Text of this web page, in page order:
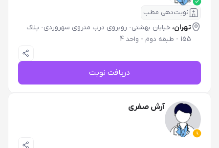
نوبت‌دهی مطب
تهران، خیابان بهشتی- روبروی درب متروی سهروردی- پلاک
155 - طبقه دوم - واحد 4
دریافت نوبت
آرش صفری